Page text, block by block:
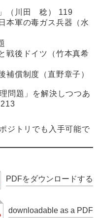
（川田 稔） 119
軍の毒ガス兵器（水
後ドイツ（竹本真希
償制度（直野章子）
題」を解決しつつあ
ジトリでも入手可能で
PDFをダウンロードする
downloadable as a PDF